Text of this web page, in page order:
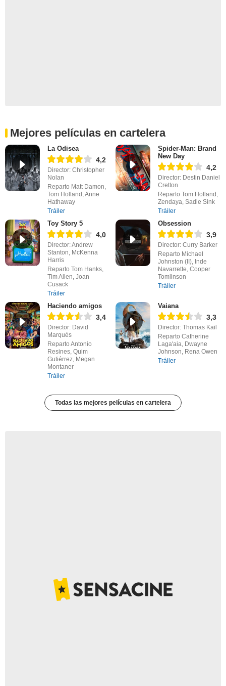
Mejores películas en cartelera
La Odisea
4,2
Director: Christopher
Nolan
Reparto Matt Damon,
Tom Holland, Anne
Hathaway
Tráiler
Spider-Man: Brand
New Day
4,2
Director: Destin Daniel
Cretton
Reparto Tom Holland,
Zendaya, Sadie Sink
Tráiler
Toy Story 5
4,0
Director: Andrew
Stanton, McKenna
Harris
Reparto Tom Hanks,
Tim Allen, Joan
Cusack
Tráiler
Obsession
3,9
Director: Curry Barker
Reparto Michael
Johnston (II), Inde
Navarrette, Cooper
Tomlinson
Tráiler
Haciendo amigos
3,4
Director: David
Marqués
Reparto Antonio
Resines, Quim
Gutiérrez, Megan
Montaner
Tráiler
Vaiana
3,3
Director: Thomas Kail
Reparto Catherine
Laga'aia, Dwayne
Johnson, Rena Owen
Tráiler
Todas las mejores películas en cartelera